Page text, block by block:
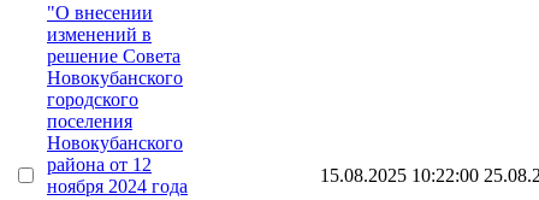
"О внесении
изменений в
решение Совета
Новокубанского
городского
поселения
Новокубанского
района от 12
ноября 2024 года
15.08.2025 10:22:00